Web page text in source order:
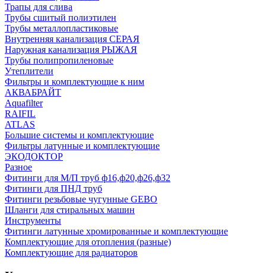
Трапы для слива
Трубы сшитый полиэтилен
Трубы металлопластиковые
Внутренняя канализация СЕРАЯ
Наружная канализация РЫЖАЯ
Трубы полипропиленовые
Утеплители
Фильтры и комплектующие к ним
АКВАБРАЙТ
Aquafilter
RAIFIL
ATLAS
Большие системы и комплектующие
Фильтры латунные и комплектующие
ЭКОДОКТОР
Разное
Фитинги для М/П труб ф16,ф20,ф26,ф32
Фитинги для ПНД труб
Фитинги резьбовые чугунные GEBO
Шланги для стиральных машин
Инструменты
Фитинги латунные хромированные и комплектующие
Комплектующие для отопления (разные)
Комплектующие для радиаторов